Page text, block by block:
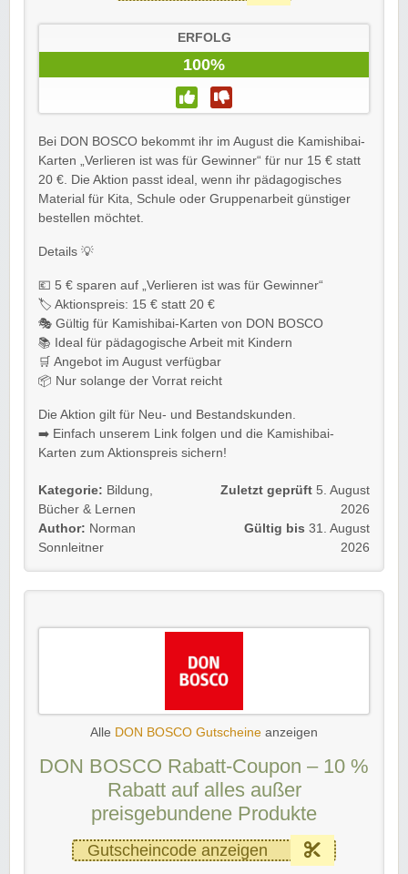
ERFOLG
100%
Bei DON BOSCO bekommt ihr im August die Kamishibai-
Karten „Verlieren ist was für Gewinner“ für nur 15 € statt
20 €. Die Aktion passt ideal, wenn ihr pädagogisches
Material für Kita, Schule oder Gruppenarbeit günstiger
bestellen möchtet.
Details 💡
💶 5 € sparen auf „Verlieren ist was für Gewinner“
🏷️ Aktionspreis: 15 € statt 20 €
🎭 Gültig für Kamishibai-Karten von DON BOSCO
📚 Ideal für pädagogische Arbeit mit Kindern
🛒 Angebot im August verfügbar
📦 Nur solange der Vorrat reicht
Die Aktion gilt für Neu- und Bestandskunden.
➡️ Einfach unserem Link folgen und die Kamishibai-
Karten zum Aktionspreis sichern!
Kategorie: Bildung
Bücher & Lernen
Author: Norman
Sonnleitner
Zuletzt geprüft 5. August
2026
Gültig bis 31. August
2026
Alle DON BOSCO Gutscheine anzeigen
DON BOSCO Rabatt-Coupon – 10 %
Rabatt auf alles außer
preisgebundene Produkte
Gutscheincode anzeigen